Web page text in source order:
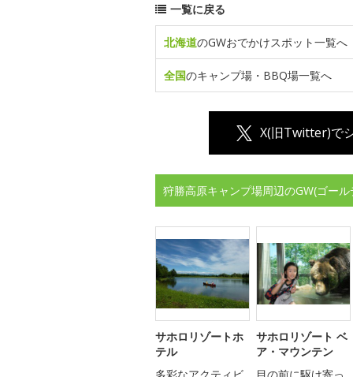
一覧に戻る
北海道のGWおでかけスポット一覧へ
全国のキャンプ場・BBQ場一覧へ
X(旧Twitter)で
狩勝高原キャンプ場周辺のGW(ゴー
サホロリゾートホ
テル
サホロリゾート ベ
ア・マウンテン